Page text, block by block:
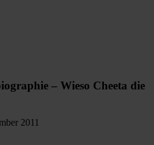
– Wieso Cheeta die
2011